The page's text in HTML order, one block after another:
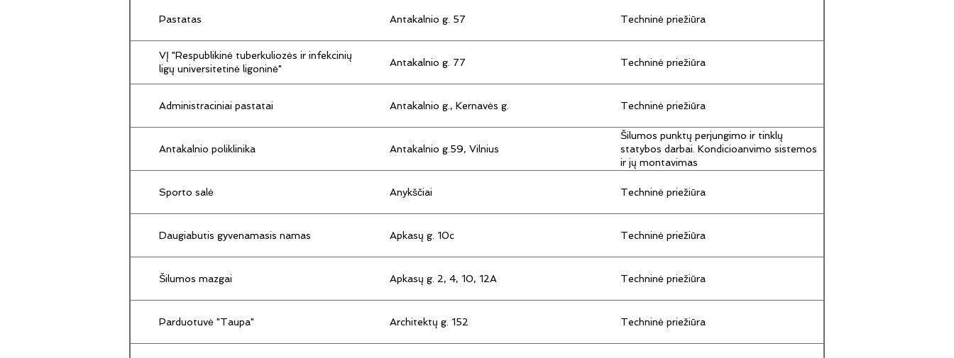
Pastatas Antakalnio g. 57 Techninė priežiūra
VĮ "Respublikinė tuberkuliozės ir infekcinių
ligų universitetinė ligoninė"
Antakalnio g. 77 Techninė priežiūra
Administraciniai pastatai Antakalnio g., Kernavės g. Techninė priežiūra
Antakalnio poliklinika Antakalnio g.59, Vilnius
Šilumos punktų perjungimo ir tinklų
statybos darbai. Kondicioanvimo sistemos
ir jų montavimas
Sporto salė Anykščiai Techninė priežiūra
Daugiabutis gyvenamasis namas Apkasų g. 10c Techninė priežiūra
Šilumos mazgai Apkasų g. 2, 4, 10, 12A Techninė priežiūra
Parduotuvė "Taupa" Architektų g. 152 Techninė priežiūra